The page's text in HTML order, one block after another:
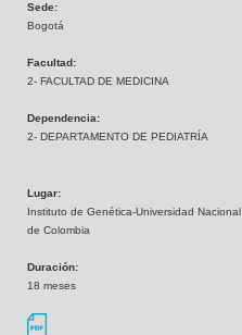
Sede:
Bogotá
Facultad:
2- FACULTAD DE MEDICINA
Dependencia:
2- DEPARTAMENTO DE PEDIATRÍA
Lugar:
Instituto de Genética-Universidad Nacional
de Colombia
Duración:
18 meses